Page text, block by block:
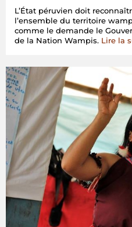
L’État péruvien doit
l’ensemble du territoire
comme le demande le
de la Nation Wampis. Lire la